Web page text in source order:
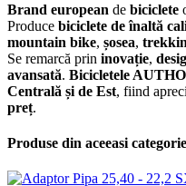
Brand european de biciclete
Produce biciclete de înaltă
mountain bike, șosea,
Se remarcă prin inovație,
avansată. Bicicletele
Centrală și de Est, fiind
preț.
Produse din aceeasi categorie